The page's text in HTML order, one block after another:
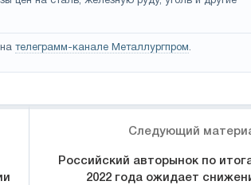
телеграмм-канале Металлургпром.
Следующий
Российский авторынок по
2022 года ожидает